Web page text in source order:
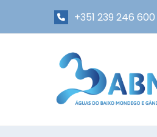
+351 239 246 600